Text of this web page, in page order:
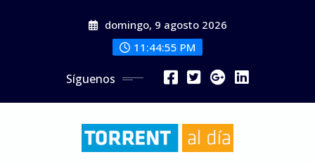
domingo, 9 agosto 2026
11:44:57 PM
Síguenos